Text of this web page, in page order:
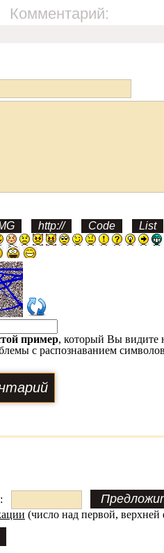
Комментарий:
пример, который Вы видите
с распознаванием
(число над первой,